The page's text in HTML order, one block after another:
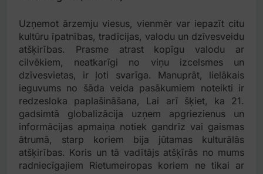
Uzņemot ārzemju viesus, vienmēr var iepazīt citu
kultūru īpatnības, tradīcijas, valodu un dzīvesveidu
atšķirības. Prasme atrast kopīgu valodu ar
cilvēkiem, neatkarīgi no viņu izcelsmes un
dzīvesvietas, ir ļoti svarīga. Manuprāt, lielākais
ieguvums no šāda veida pasākumiem noteikti ir
redzesloka paplašināšana, Lai arī šķiet, ka 21.
gadsimtā globalizācija uzņem apgriezienus un
informācijas apmaiņa notiek gandrīz vai gaismas
ātrumā, starp koriem bija jūtamas kulturālās
atšķirības. Koris un tā vadītājs atšķīrās no mums
radniecīgajiem Rietumeiropas koriem ne tikai ar